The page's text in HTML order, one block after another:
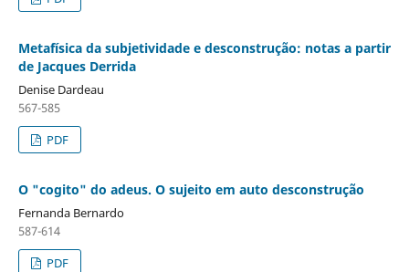
Metafísica da subjetividade e desconstrução: notas a partir
de Jacques Derrida
Denise Dardeau
567-585
PDF
O "cogito" do adeus. O sujeito em auto desconstrução
Fernanda Bernardo
587-614
PDF